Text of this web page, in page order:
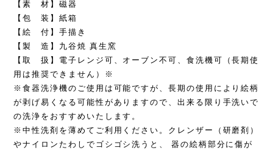
【素 材】磁器
【包 装】紙箱
【絵 付】手描き
【製 造】九谷焼 真生窯
【取 扱】電子レンジ可、オーブン不可、食洗機可（長期使
用は推奨できません）※
※食器洗浄機のご使用は可能ですが、長期の使用により絵柄
が剥げ易くなる可能性がありますので、出来る限り手洗いで
の洗浄をおすすめいたします。
※中性洗剤を薄めてご利用ください。クレンザー（研磨剤）
やナイロンたわしでゴシゴシ洗うと、 器の絵柄部分に傷が